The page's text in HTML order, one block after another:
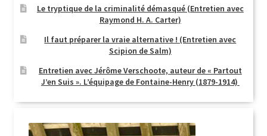
Le tryptique de la criminalité démasqué (Entretien avec
Raymond H. A. Carter)
Il faut préparer la vraie alternative ! (Entretien avec
Scipion de Salm)
Entretien avec Jérôme Verschoote, auteur de « Partout
J’en Suis ». L’équipage de Fontaine-Henry (1879-1914)